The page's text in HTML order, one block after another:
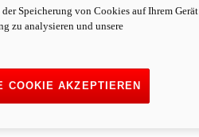
Speicherung von Cookies auf Ihrem Gerät
zu analysieren und unsere
COOKIE AKZEPTIEREN